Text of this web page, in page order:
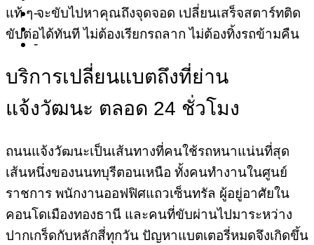
-
-
แท้ ๆ จะขับไปหาคุณถึงจุดจอด เปลี่ยนเสร็จสตาร์ทติด
ขับต่อได้ทันที ไม่ต้องเรียกรถลาก ไม่ต้องทิ้งรถข้ามคืน
บริการเปลี่ยนแบตถึงที่ย่าน
แจ้งวัฒนะ ตลอด 24 ชั่วโมง
ถนนแจ้งวัฒนะเป็นเส้นทางที่คนใช้รถหนาแน่นที่สุด
เส้นหนึ่งของนนทบุรีตอนเหนือ ทั้งคนทำงานในศูนย์
ราชการ พนักงานออฟฟิศแถวเซ็นทรัล ผู้อยู่อาศัยใน
คอนโดเมืองทองธานี และคนที่ขับผ่านไปมาระหว่าง
ปากเกร็ดกับหลักสี่ทุกวัน ปัญหาแบตเตอรี่หมดจึงเกิดขึ้น